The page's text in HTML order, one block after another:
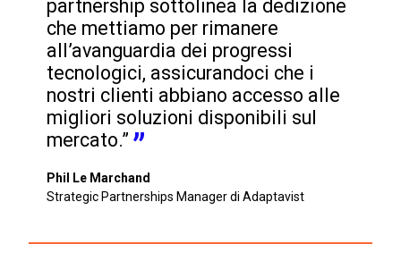
partnership sottolinea la dedizione
che mettiamo per rimanere
all’avanguardia dei progressi
tecnologici, assicurandoci che i
nostri clienti abbiano accesso alle
migliori soluzioni disponibili sul
mercato.”
Phil Le Marchand
Strategic Partnerships Manager di Adaptavist